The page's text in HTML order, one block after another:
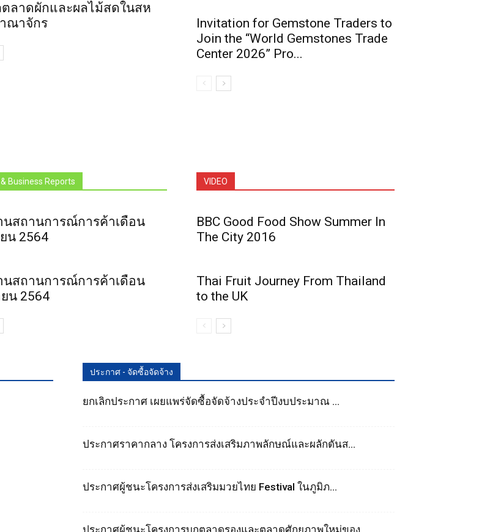
ลาดผักและผลไม้สดในสห
ณาจักร
Invitation for Gemstone Traders to
Join the “World Gemstones Trade
Center 2026” Pro...
Business Reports
นสถานการณ์การค้าเดือน
น 2564
นสถานการณ์การค้าเดือน
น 2564
VIDEO
BBC Good Food Show Summer In
The City 2016
Thai Fruit Journey From Thailand
to the UK
ประกาศ - จัดซื้อจัดจ้าง
ยกเลิกประกาศ เผยแพร่จัดซื้อจัดจ้างประจำปีงบประมาณ ...
ประกาศราคากลาง โครงการส่งเสริมภาพลักษณ์และผลักดันส...
ประกาศผู้ชนะโครงการส่งเสริมมวยไทย Festival ในภูมิภ...
ประกาศผู้ชนะโครงการบุกตลาดรองและตลาดศักยภาพใหม่ของ...